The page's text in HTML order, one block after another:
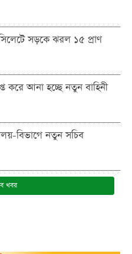
সড়কে ঝরল ১৫ প্রাণ
করে আনা হচ্ছে নতুন বাহিনী
বিভাগে নতুন সচিব
খবর